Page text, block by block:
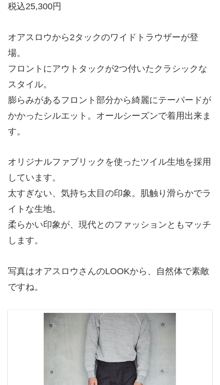
税込25,300円
オアスロウから2タックのワイドトラウザーが登
場。
フロントにアウトタックが2つ付いたクラシックな
スタイル。
膨らみがあるフロント部分から綺麗にテーパードが
かかったシルエット。オールシーズンで着用出来ま
す。
オリジナルファブリックを使ったツイル生地を採用
しています。
太すぎない、気持ち太目の印象。肌触り滑らかでラ
イトな生地。
柔らかい印象が、現代とのファッションともマッチ
します。
写真はオアスロウさんのLOOKから、自然体で素敵
ですね。